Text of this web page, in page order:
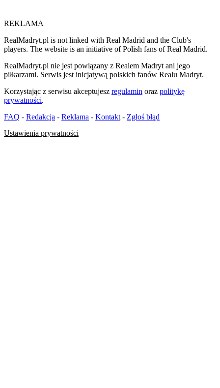
REKLAMA
RealMadryt.pl is not linked with Real Madrid and the Club's
players. The website is an initiative of Polish fans of Real Madrid.
RealMadryt.pl nie jest powiązany z Realem Madryt ani jego
piłkarzami. Serwis jest inicjatywą polskich fanów Realu Madryt.
Korzystając z serwisu akceptujesz regulamin oraz politykę
prywatności.
FAQ - Redakcja - Reklama - Kontakt - Zgłoś błąd
Ustawienia prywatności